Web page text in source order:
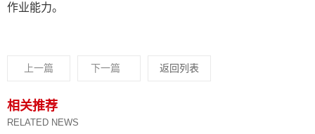
作业能力。
上一篇 下一篇 返回列表
相关推荐
RELATED NEWS